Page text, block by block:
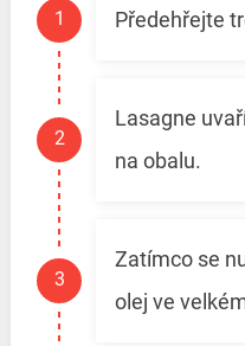
Předehřejte
Lasagne
na obalu.
Zatímco se
olej ve